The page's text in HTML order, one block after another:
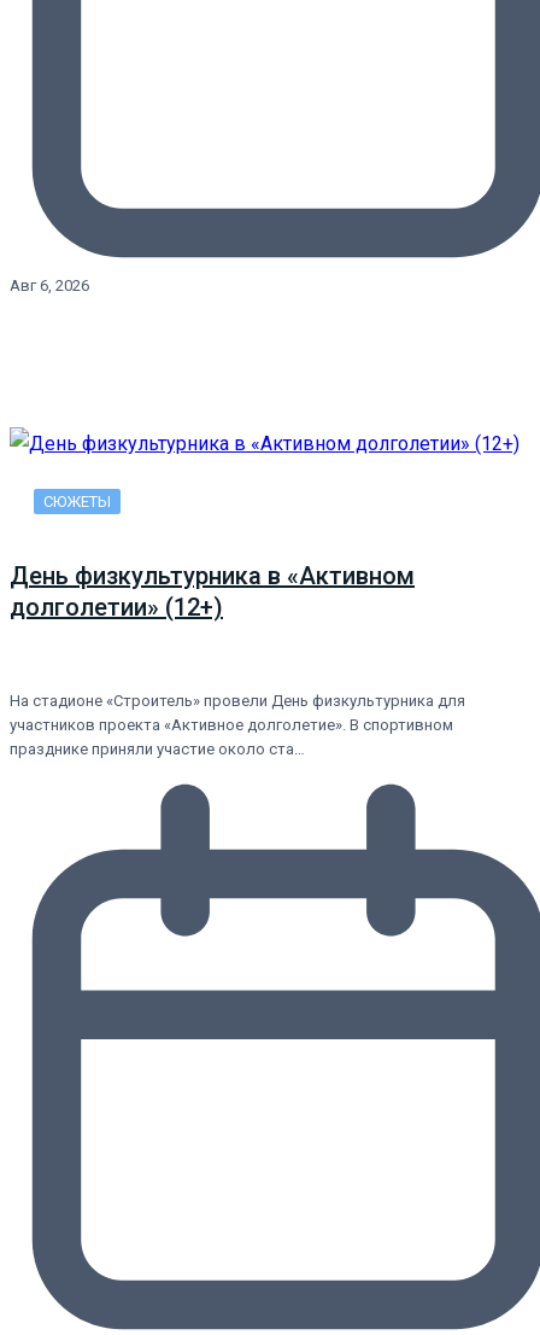
Авг 6, 2026
СЮЖЕТЫ
День физкультурника в «Активном
долголетии» (12+)
На стадионе «Строитель» провели День физкультурника для
участников проекта «Активное долголетие». В спортивном
празднике приняли участие около ста…